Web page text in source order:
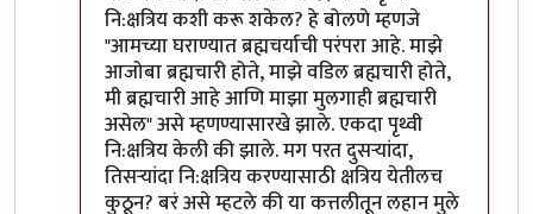
नि:क्षत्रिय कशी करू शकेल? हे बोलणे म्हणजे
"आमच्या घराण्यात ब्रह्मचर्याची परंपरा आहे. माझे
आजोबा ब्रह्मचारी होते, माझे वडिल ब्रह्मचारी होते,
मी ब्रह्मचारी आहे आणि माझा मुलगाही ब्रह्मचारी
असेल" असे म्हणण्यासारखे झाले. एकदा पृथ्वी
नि:क्षत्रिय केली की झाले. मग परत दुसर्‍यांदा,
तिसर्‍यांदा नि:क्षत्रिय करण्यासाठी क्षत्रिय येतीलच
कुठून? बरं असे म्हटले की या कत्तलीतून लहान मुले